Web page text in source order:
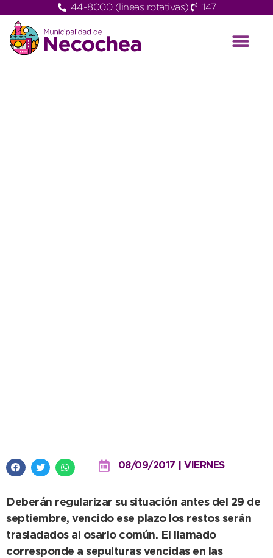
44-8000 (lineas rotativas) 147
08/09/2017 | VIERNES
Deberán regularizar su situación antes del 29 de
septiembre, vencido ese plazo los restos serán
trasladados al osario común. El llamado
corresponde a sepulturas vencidas en las